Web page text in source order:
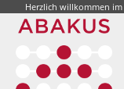
Herzlich willkommen im